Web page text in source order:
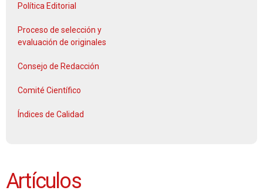
Política Editorial
Proceso de selección y
evaluación de originales
Consejo de Redacción
Comité Científico
Índices de Calidad
Artículos